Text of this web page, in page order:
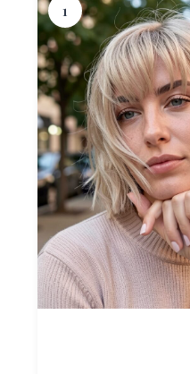
1